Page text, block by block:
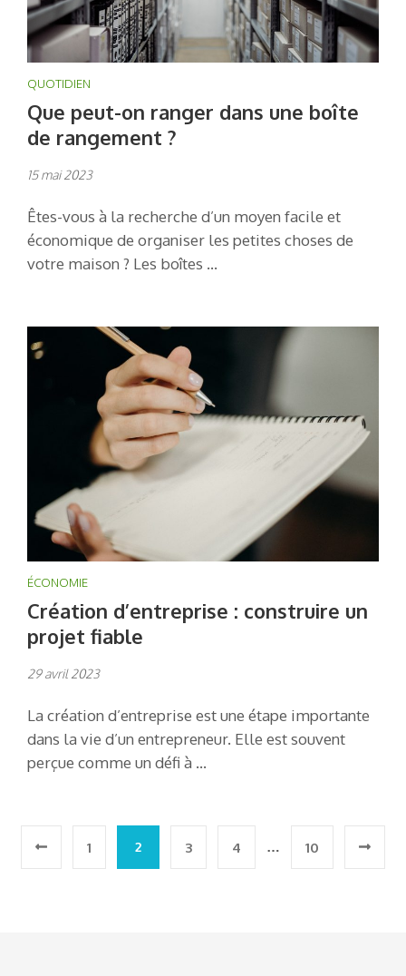
QUOTIDIEN
Que peut-on ranger dans une boîte
de rangement ?
15 mai 2023
Êtes-vous à la recherche d’un moyen facile et
économique de organiser les petites choses de
votre maison ? Les boîtes …
ÉCONOMIE
Création d’entreprise : construire un
projet fiable
29 avril 2023
La création d’entreprise est une étape importante
dans la vie d’un entrepreneur. Elle est souvent
perçue comme un défi à …
Pagination1 2 3 4 … 10